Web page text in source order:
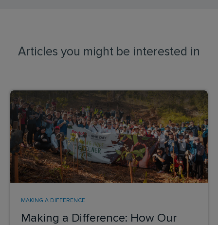
Articles you might be interested in
Making a Difference: How Our
MAKING A DIFFERENCE